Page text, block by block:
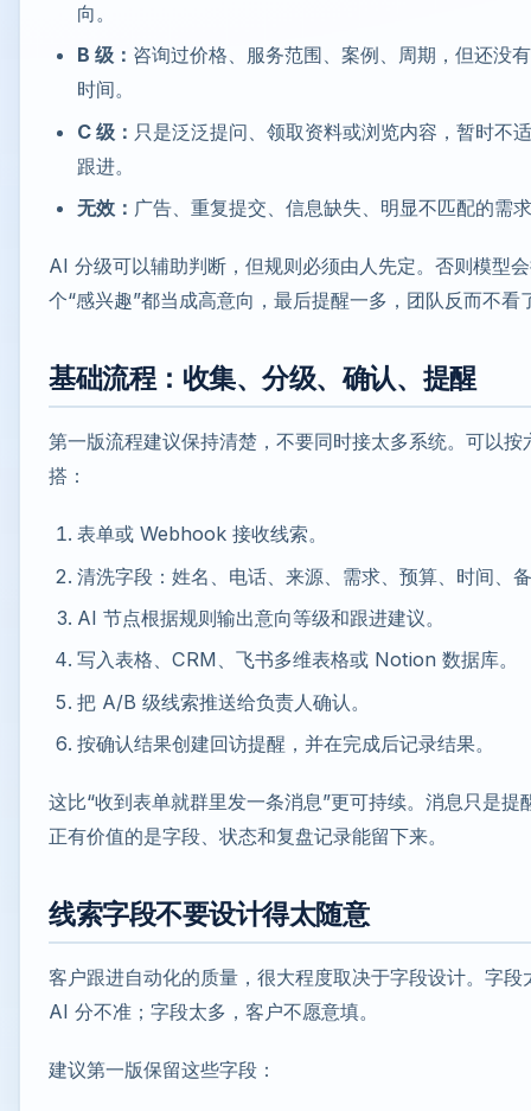
向。
B 级： 咨询过价格、服务范围、案例、周期，但还没
时间。
C 级： 只是泛泛提问、领取资料或浏览内容，暂时不
跟进。
无效： 广告、重复提交、信息缺失、明显不匹配的需
AI 分级可以辅助判断，但规则必须由人先定。否则模型
个“感兴趣”都当成高意向，最后提醒一多，团队反而不看
基础流程：收集、分级、确认、提醒
第一版流程建议保持清楚，不要同时接太多系统。可以按
搭：
表单或 Webhook 接收线索。
清洗字段：姓名、电话、来源、需求、预算、时间、
AI 节点根据规则输出意向等级和跟进建议。
写入表格、CRM、飞书多维表格或 Notion 数据库。
把 A/B 级线索推送给负责人确认。
按确认结果创建回访提醒，并在完成后记录结果。
这比“收到表单就群里发一条消息”更可持续。消息只是提
正有价值的是字段、状态和复盘记录能留下来。
线索字段不要设计得太随意
客户跟进自动化的质量，很大程度取决于字段设计。字段
AI 分不准；字段太多，客户不愿意填。
建议第一版保留这些字段：